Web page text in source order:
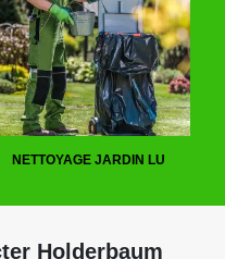
NETTOYAGE JARDIN LU
Holderbaum